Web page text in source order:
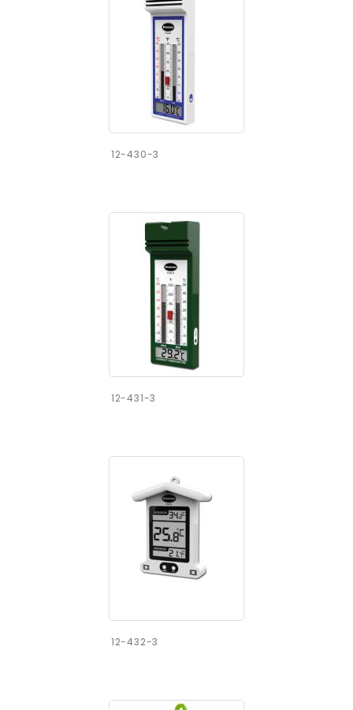
12-430-3
12-431-3
12-432-3